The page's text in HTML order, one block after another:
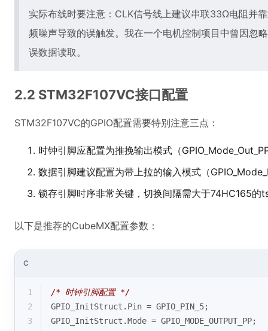
实际布线时要注意：CLK信号线上建议串联33Ω电阻并
频噪声导致的误触发。我在一个电机控制项目中曾因忽
误数据读取。
2.2 STM32F107VC接口配置
STM32F107VC的GPIO配置需要特别注意三点：
时钟引脚应配置为推挽输出模式（
数据引脚建议配置为带上拉的输入模式（
锁存引脚时序非常关键，切换间隔需大于74HC165的
以下是推荐的CubeMX配置参数：
C
1
/* 时钟引脚配置 */
2
GPIO_InitStruct.Pin = GPIO_PIN_5;
3
GPIO_InitStruct.Mode = GPIO_MODE_OUTPUT_PP;